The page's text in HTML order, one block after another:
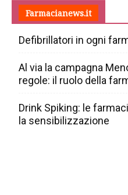
Farmacianews.it
Defibrillatori in ogni
Al via la campagna
regole: il ruolo della
Drink Spiking: le
la sensibilizzazione